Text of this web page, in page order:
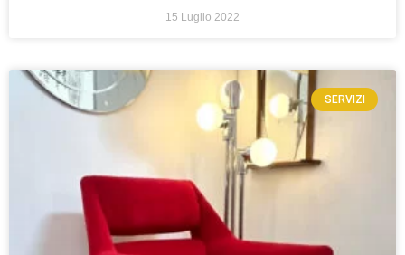
15 Luglio 2022
SERVIZI